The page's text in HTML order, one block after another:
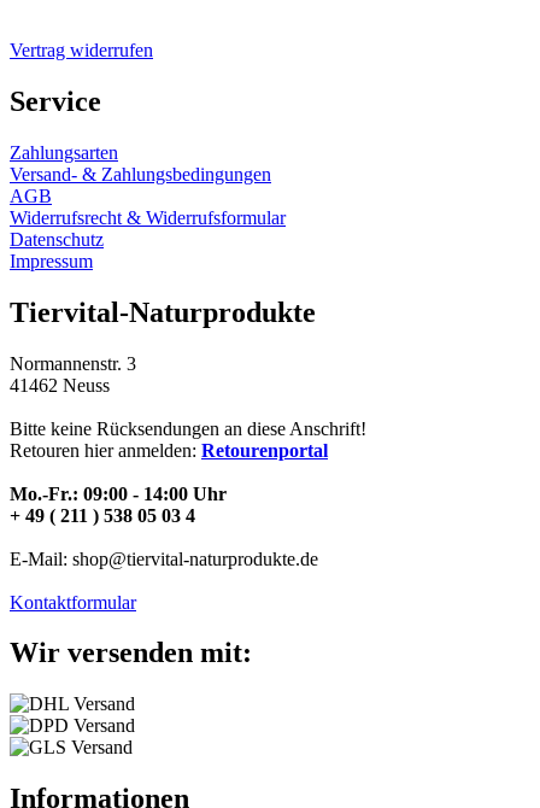
Vertrag widerrufen
Service
Zahlungsarten
Versand- & Zahlungsbedingungen
AGB
Widerrufsrecht & Widerrufsformular
Datenschutz
Impressum
Tiervital-Naturprodukte
Normannenstr. 3
41462 Neuss
Bitte keine Rücksendungen an diese Anschrift!
Retouren hier anmelden: Retourenportal
Mo.-Fr.: 09:00 - 14:00 Uhr
+ 49 ( 211 ) 538 05 03 4
E-Mail: shop@tiervital-naturprodukte.de
Kontaktformular
Wir versenden mit:
Informationen